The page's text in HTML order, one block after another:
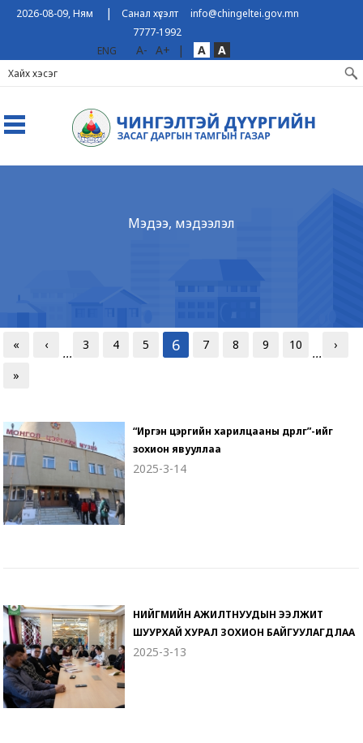
2026-08-09, Ням | Санал хүсэлт
info@chingeltei.gov.mn
7777-1992
ENG
A- A+ | A A
Мэдээ, мэдээлэл
« ‹
...
3 4 5 6 7 8 9 10
...
›
»
“Иргэн цэргийн харилцааны өдөрлөг”-ийг
зохион явууллаа
2025-3-14
НИЙГМИЙН АЖИЛТНУУДЫН ЭЭЛЖИТ
ШУУРХАЙ ХУРАЛ ЗОХИОН БАЙГУУЛАГДЛАА
2025-3-13